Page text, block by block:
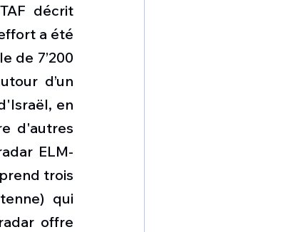
décrit
a été
de 7’200
d’un
en
d'autres
ELM-
trois
qui
offre